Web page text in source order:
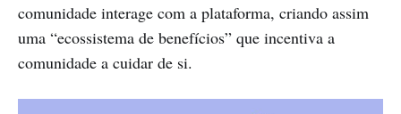
comunidade interage com a plataforma, criando assim
uma “ecossistema de benefícios” que incentiva a
comunidade a cuidar de si.